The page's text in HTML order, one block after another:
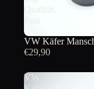
Qualität,
Paar
VW Käfer
€29,90
VW